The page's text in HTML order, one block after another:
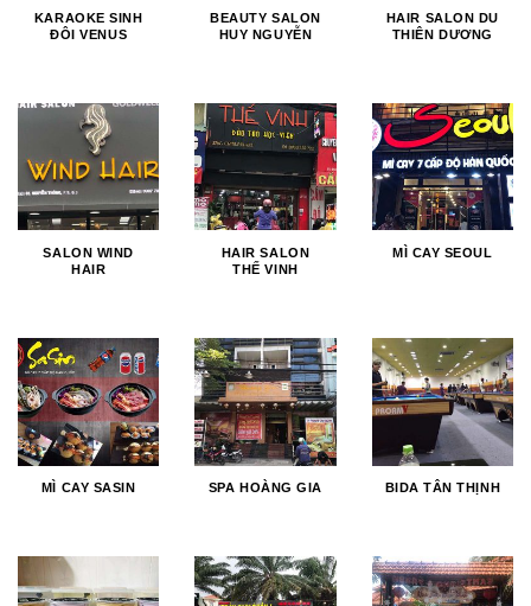
KARAOKE SINH
ĐÔI VENUS
BEAUTY SALON
HUY NGUYỄN
HAIR SALON DU
THIÊN DƯƠNG
SALON WIND
HAIR
HAIR SALON
THẾ VINH
MÌ CAY SEOUL
MÌ CAY SASIN SPA HOÀNG GIA BIDA TÂN THỊNH